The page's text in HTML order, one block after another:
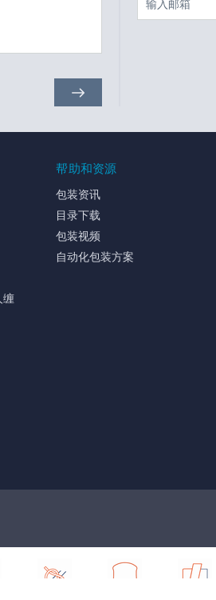
缠
帮助和资源
包装资讯
目录下载
包装视频
自动化包装方案